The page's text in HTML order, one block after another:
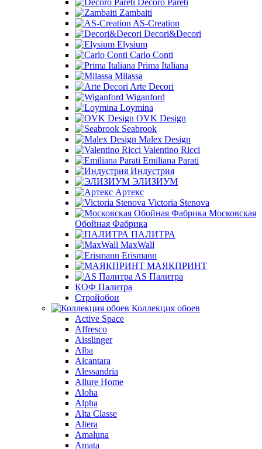
Decoro Pareti
Zambaiti
AS-Creation
Decori&Decori
Elysium
Carlo Conti
Prima Italiana
Milassa
Arte Decori
Wiganford
Loymina
OVK Design
Seabrook
Malex Design
Valentino Ricci
Emiliana Parati
Индустрия
ЭЛИЗИУМ
Артекс
Victoria Stenova
Московская
Обойная Фабрика
ПАЛИТРА
MaxWall
Erismann
МАЯКПРИНТ
AS Палитра
КОФ Палитра
Стройобои
Коллекция обоев
Active Space
Affresco
Aisslinger
Alba
Alcantara
Alessandria
Allure Home
Aloha
Alpha
Alta Classe
Altera
Amaluna
Amata